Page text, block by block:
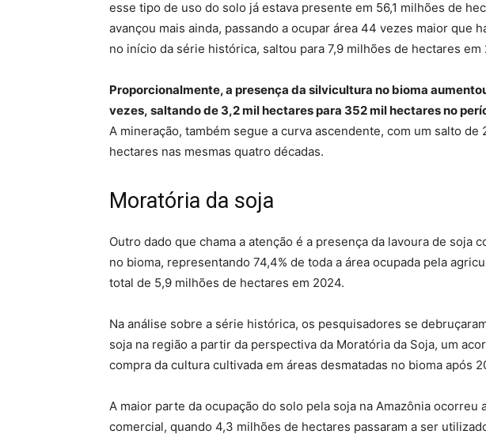
esse tipo de uso do solo já estava presente em 56,1 milhões de
avançou mais ainda, passando a ocupar área 44 vezes maior que
no início da série histórica, saltou para 7,9 milhões de hectares em
Proporcionalmente, a presença da silvicultura no bioma
vezes, saltando de 3,2 mil hectares para 352 mil hectares no
A mineração, também segue a curva ascendente, com um salto
hectares nas mesmas quatro décadas.
Moratória da soja
Outro dado que chama a atenção é a presença da lavoura de soja
no bioma, representando 74,4% de toda a área ocupada pela
total de 5,9 milhões de hectares em 2024.
Na análise sobre a série histórica, os pesquisadores se
soja na região a partir da perspectiva da Moratória da Soja, um
compra da cultura cultivada em áreas desmatadas no bioma após
A maior parte da ocupação do solo pela soja na Amazônia ocorreu
comercial, quando 4,3 milhões de hectares passaram a ser